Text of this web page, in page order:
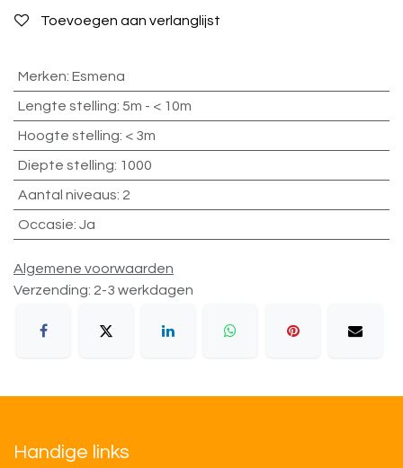
Toevoegen aan verlanglijst
Merken: Esmena
Lengte stelling: 5m - < 10m
Hoogte stelling: < 3m
Diepte stelling: 1000
Aantal niveaus: 2
Occasie: Ja
Algemene voorwaarden
Verzending: 2-3 werkdagen
Handige links